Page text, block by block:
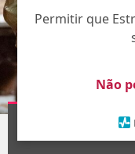
Permitir que
Não